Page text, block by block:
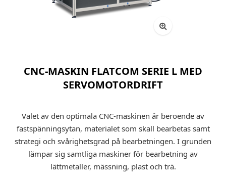
CNC-MASKIN FLATCOM SERIE L MED
SERVOMOTORDRIFT
Valet av den optimala CNC-maskinen är beroende av
fastspänningsytan, materialet som skall bearbetas samt
strategi och svårighetsgrad på bearbetningen. I grunden
lämpar sig samtliga maskiner för bearbetning av
lättmetaller, mässning, plast och trä.